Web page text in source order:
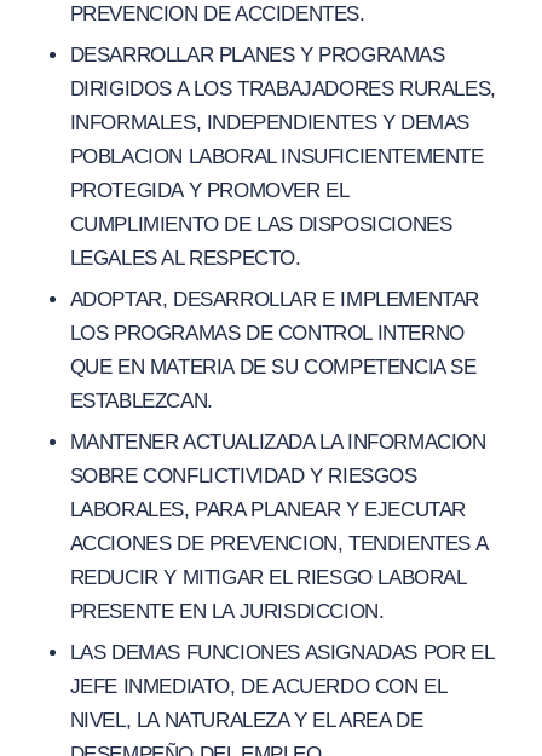
PREVENCION DE ACCIDENTES.
DESARROLLAR PLANES Y PROGRAMAS
DIRIGIDOS A LOS TRABAJADORES RURALES,
INFORMALES, INDEPENDIENTES Y DEMAS
POBLACION LABORAL INSUFICIENTEMENTE
PROTEGIDA Y PROMOVER EL
CUMPLIMIENTO DE LAS DISPOSICIONES
LEGALES AL RESPECTO.
ADOPTAR, DESARROLLAR E IMPLEMENTAR
LOS PROGRAMAS DE CONTROL INTERNO
QUE EN MATERIA DE SU COMPETENCIA SE
ESTABLEZCAN.
MANTENER ACTUALIZADA LA INFORMACION
SOBRE CONFLICTIVIDAD Y RIESGOS
LABORALES, PARA PLANEAR Y EJECUTAR
ACCIONES DE PREVENCION, TENDIENTES A
REDUCIR Y MITIGAR EL RIESGO LABORAL
PRESENTE EN LA JURISDICCION.
LAS DEMAS FUNCIONES ASIGNADAS POR EL
JEFE INMEDIATO, DE ACUERDO CON EL
NIVEL, LA NATURALEZA Y EL AREA DE